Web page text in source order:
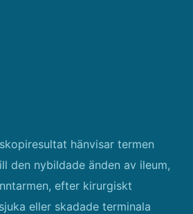
hänvisar termen
den nybildade änden av ileum,
efter kirurgiskt
eller skadade terminala